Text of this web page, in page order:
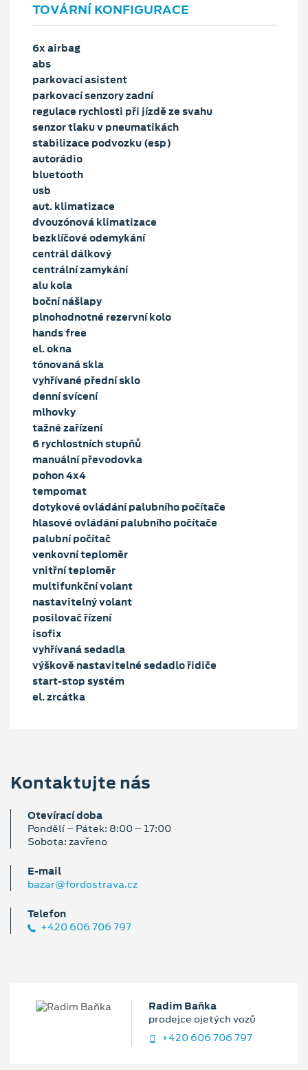
TOVÁRNÍ KONFIGURACE
6x airbag
abs
parkovací asistent
parkovací senzory zadní
regulace rychlosti při jízdě ze svahu
senzor tlaku v pneumatikách
stabilizace podvozku (esp)
autorádio
bluetooth
usb
aut. klimatizace
dvouzónová klimatizace
bezklíčové odemykání
centrál dálkový
centrální zamykání
alu kola
boční nášlapy
plnohodnotné rezervní kolo
hands free
el. okna
tónovaná skla
vyhřívané přední sklo
denní svícení
mlhovky
tažné zařízení
6 rychlostních stupňů
manuální převodovka
pohon 4x4
tempomat
dotykové ovládání palubního počítače
hlasové ovládání palubního počítače
palubní počítač
venkovní teploměr
vnitřní teploměr
multifunkční volant
nastavitelný volant
posilovač řízení
isofix
vyhřívaná sedadla
výškově nastavitelné sedadlo řidiče
start-stop systém
el. zrcátka
Kontaktujte nás
Otevírací doba
Pondělí – Pátek: 8:00 – 17:00
Sobota: zavřeno
E‑mail
bazar@fordostrava.cz
Telefon
+420 606 706 797
Radim Baňka
prodejce ojetých vozů
+420 606 706 797